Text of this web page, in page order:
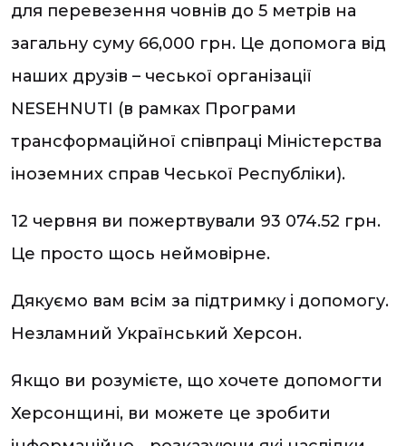
для перевезення човнів до 5 метрів на
загальну суму 66,000 грн. Це допомога від
наших друзів – чеської організації
NESEHNUTI (в рамках Програми
трансформаційної співпраці Міністерства
іноземних справ Чеської Республіки).
12 червня ви пожертвували 93 074.52 грн.
Це просто щось неймовірне.
Дякуємо вам всім за підтримку і допомогу.
Незламний Український Херсон.
Якщо ви розумієте, що хочете допомогти
Херсонщині, ви можете це зробити